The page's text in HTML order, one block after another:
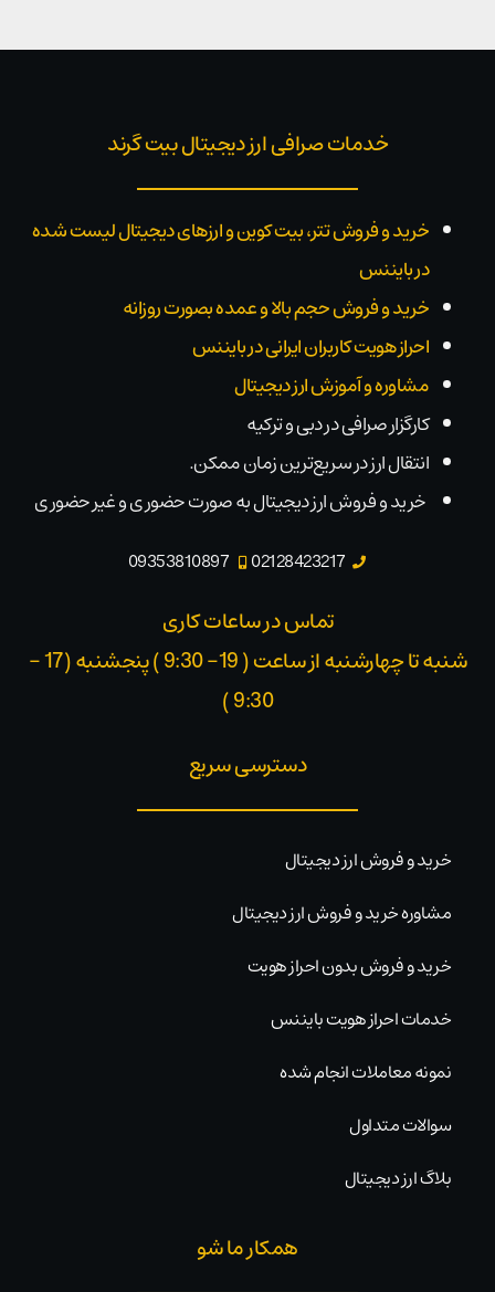
خدمات صرافی ارز دیجیتال بیت گرند
خرید و فروش تتر، بیت کوین و ارزهای دیجیتال لیست شده
در بایننس
خرید و فروش حجم بالا و عمده بصورت روزانه
احراز هویت کاربران ایرانی در بایننس
مشاوره و آموزش ارز دیجیتال
کارگزار صرافی در دبی و ترکیه
انتقال ارز در سریع‌ترین زمان ممکن.
خرید و فروش ارز دیجیتال به صورت حضوری و غیر حضوری
02128423217
09353810897
تماس در ساعات کاری
شنبه تا چهارشنبه از ساعت ( 19- 9:30 ) پنجشنبه (17 -
9:30 )​
دسترسی سریع
خرید و فروش ارز دیجیتال
مشاوره خرید و فروش ارز دیجیتال
خرید و فروش بدون احراز هویت
خدمات احراز هویت بایننس
نمونه معاملات انجام شده
سوالات متداول
بلاگ ارز دیجیتال
همکار ما شو